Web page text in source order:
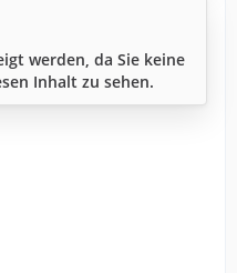
werden, da Sie keine
Inhalt zu sehen.